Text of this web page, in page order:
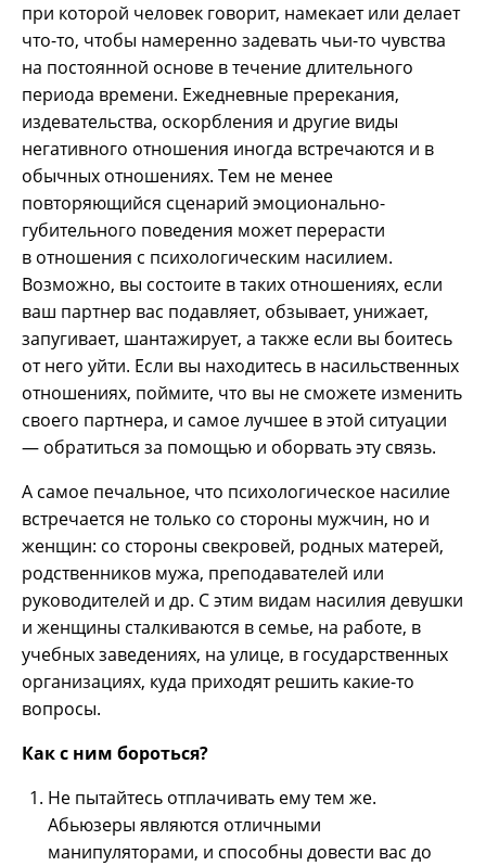
при которой человек говорит, намекает или делает
что-то, чтобы намеренно задевать чьи-то чувства
на постоянной основе в течение длительного
периода времени. Ежедневные пререкания,
издевательства, оскорбления и другие виды
негативного отношения иногда встречаются и в
обычных отношениях. Тем не менее
повторяющийся сценарий эмоционально-
губительного поведения может перерасти
в отношения с психологическим насилием.
Возможно, вы состоите в таких отношениях, если
ваш партнер вас подавляет, обзывает, унижает,
запугивает, шантажирует, а также если вы боитесь
от него уйти. Если вы находитесь в насильственных
отношениях, поймите, что вы не сможете изменить
своего партнера, и самое лучшее в этой ситуации
— обратиться за помощью и оборвать эту связь.
А самое печальное, что психологическое насилие
встречается не только со стороны мужчин, но и
женщин: со стороны свекровей, родных матерей,
родственников мужа, преподавателей или
руководителей и др. С этим видам насилия девушки
и женщины сталкиваются в семье, на работе, в
учебных заведениях, на улице, в государственных
организациях, куда приходят решить какие-то
вопросы.
Как с ним бороться?
Не пытайтесь отплачивать ему тем же.
Абьюзеры являются отличными
манипуляторами, и способны довести вас до